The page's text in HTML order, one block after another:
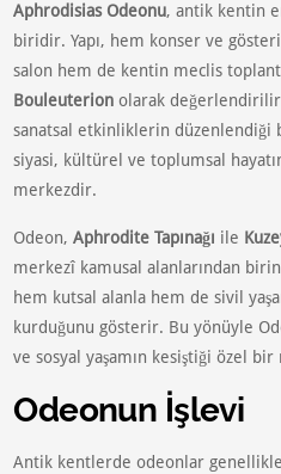
Aphrodisias Odeonu, antik kentin
biridir. Yapı, hem konser ve
salon hem de kentin meclis
Bouleuterion olarak
sanatsal etkinliklerin düzenlendiği
siyasi, kültürel ve toplumsal
merkezdir.
Odeon,Aphrodite Tapınağı ile
merkezî kamusal alanlarından
hem kutsal alanla hem de sivil
kurduğunu gösterir. Bu yönüyle
ve sosyal yaşamın kesiştiği özel
Odeonun İşlevi
Antik kentlerde odeonlar